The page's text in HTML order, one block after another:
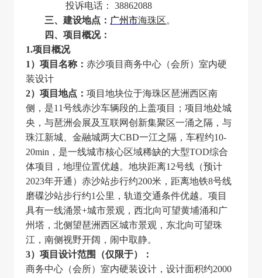
投诉电话： 38862088
三、建设地点： 广州市海珠区。
四、项目概况：
1.项目概况
1 ）项目名称：赤沙项目商务中心（会所）室内硬
装设计
2）项目地点：项目地块位于海珠区琶洲西区南
侧，是11号线赤沙车辆段的上盖项目；项目地处城
央，与琶洲会展及互联网创新集聚区一涌之隔，与
珠江新城、金融城两大CBD一江之隔，车程约10-
20min，是一线城市核心区域稀缺的大型TOD综合
体项目，地理位置优越。地块距离12号线（预计
2023年开通）赤沙站步行约200米，距离地铁8号线
磨碟沙站步行约1公里，轨道交通条件优越。项目
具有一线涌景+城市景观，西北向可望黄埔涌和广
州塔，北侧望琶洲西区城市景观，东北向可望珠
江，南侧视野开阔，闹中取静。
3）项目设计范围（仅限于）：
商务中心（会所）室内硬装设计，设计面积约2000